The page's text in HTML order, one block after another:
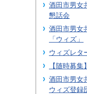
酒田市男女
懇話会
酒田市男女
「ウィズ」
ウィズレタ
【随時募
酒田市男女
ウィズ登録